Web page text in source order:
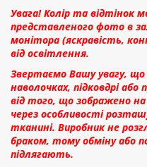
Увага! Колір та відтінок
представленого фото в
монітора (яскравість,
від освітлення.
Звертаємо Вашу увагу,
наволочках, підковдрі
від того, що зображено
через особливості
тканині. Виробник не
браком, тому обміну або
підлягають.